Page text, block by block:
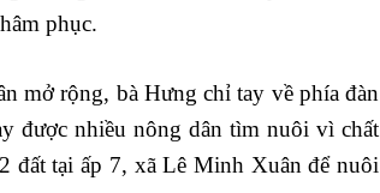
phục.
mở rộng, bà Hưng chỉ tay về phía đàn
được nhiều nông dân tìm nuôi vì chất
đất tại ấp 7, xã Lê Minh Xuân để nuôi